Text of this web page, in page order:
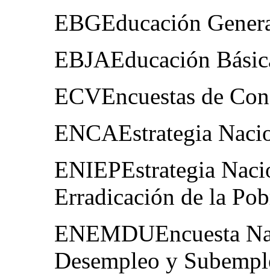
EBGEducación
EBJAEducación
ECVEncuestas de
ENCAEstrategia
ENIEPEstrategia
Erradicación de la
ENEMDUEncuesta
Desempleo y